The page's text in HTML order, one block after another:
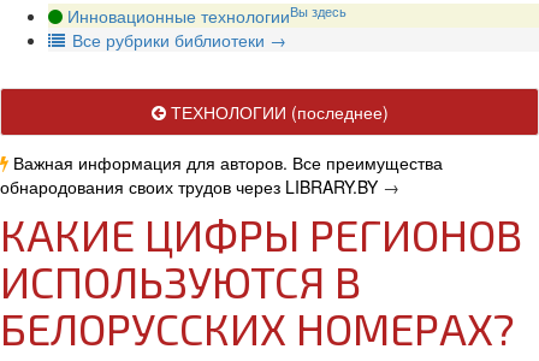
Инновационные технологииВы здесь
Все рубрики библиотеки →
ТЕХНОЛОГИИ (последнее)
Важная информация для авторов. Все преимущества
обнародования своих трудов через LIBRARY.BY →
КАКИЕ ЦИФРЫ РЕГИОНОВ
ИСПОЛЬЗУЮТСЯ В
БЕЛОРУССКИХ НОМЕРАХ?